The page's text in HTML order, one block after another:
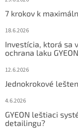
7 krokov k
18.6.2026
Investícia, ktorá sa
ochrana laku GYEON
12.6.2026
Jednokrokové
4.6.2026
GYEON leštiaci
detailingu?